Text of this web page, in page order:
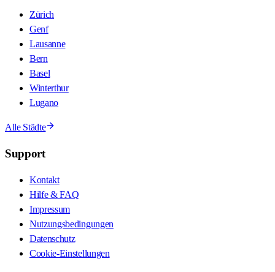
Zürich
Genf
Lausanne
Bern
Basel
Winterthur
Lugano
Alle Städte
Support
Kontakt
Hilfe & FAQ
Impressum
Nutzungsbedingungen
Datenschutz
Cookie-Einstellungen